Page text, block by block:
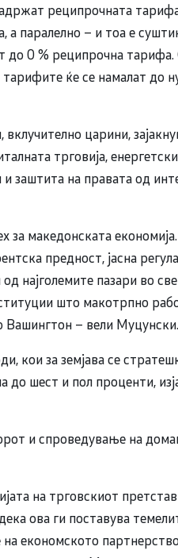
реципрочната
паралелно – и тоа е
0 % реципрочна тарифа.
ќе се намалат до
вклучително царини,
трговија,
заштита на правата од
македонската
предност, јасна
најголемите пазари во
што макотрпно
Вашингтон – вели Муцунски.
и спроведување на
на трговскиот
ова ги поставува
економското